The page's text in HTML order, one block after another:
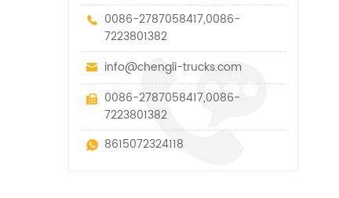
0086-2787058417,0086-
7223801382
info@chengli-trucks.com
0086-2787058417,0086-
7223801382
8615072324118